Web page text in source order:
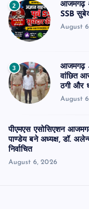
2
आजमगढ़
SSB
August
3
आजमगढ़
वांछित
ठगी और
August
पीएमएस एसोसिएशन
पाण्डेय बने अध्यक्ष, डॉ.
निर्वाचित
August 6, 2026